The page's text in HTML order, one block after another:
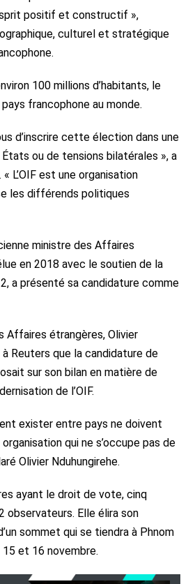
positif et constructif »,
culturel et stratégique
100 millions d’habitants, le
francophone au monde.
d’inscrire cette élection dans une
ou de tensions bilatérales », a
L’OIF est une organisation
les différends politiques
ministre des Affaires
en 2018 avec le soutien de la
a présenté sa candidature comme
Affaires étrangères, Olivier
à Reuters que la candidature de
sur son bilan en matière de
de l’OIF.
exister entre pays ne doivent
qui ne s’occupe pas de
Olivier Nduhungirehe.
ayant le droit de vote, cinq
observateurs. Elle élira son
sommet qui se tiendra à Phnom
15 et 16 novembre.